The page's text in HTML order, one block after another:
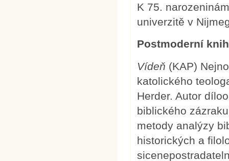
K 75.
univerzitě v
Postmoderní
Vídeň (KAP)
katolického
Herder. Autor
biblického
metody analýzy
historických a